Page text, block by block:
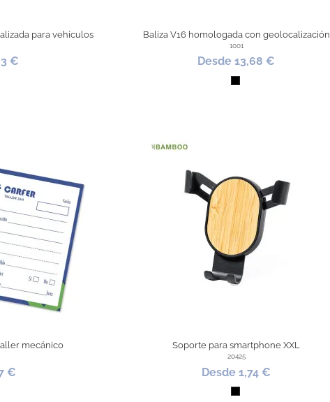
para vehículos
€
Baliza V16 homologada con geolocalización
1001
Desde 13,68 €
Negro
mecánico
€
Soporte para smartphone XXL
20425
Desde 1,74 €
Negro